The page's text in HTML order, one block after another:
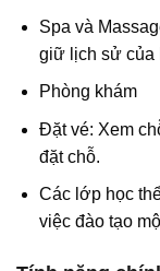
Spa và
giữ lịch sử của
Phòng khám
Đặt vé: Xem
đặt chỗ.
Các lớp học
việc đào tạo